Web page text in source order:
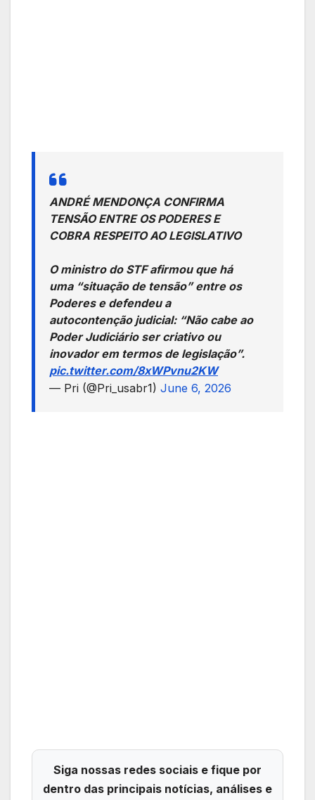
ANDRÉ MENDONÇA CONFIRMA
TENSÃO ENTRE OS PODERES E
COBRA RESPEITO AO LEGISLATIVO
O ministro do STF afirmou que há
uma “situação de tensão” entre os
Poderes e defendeu a
autocontenção judicial: “Não cabe ao
Poder Judiciário ser criativo ou
inovador em termos de legislação”.
pic.twitter.com/8xWPvnu2KW
— Pri (@Pri_usabr1) June 6, 2026
Siga nossas redes sociais e fique por
dentro das principais notícias, análises e